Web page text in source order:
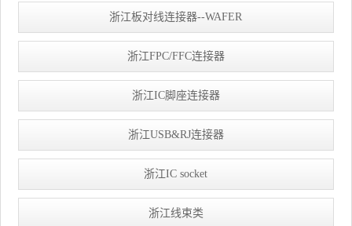
浙江板对线连接器--WAFER
浙江FPC/FFC连接器
浙江IC脚座连接器
浙江USB&RJ连接器
浙江IC socket
浙江线束类